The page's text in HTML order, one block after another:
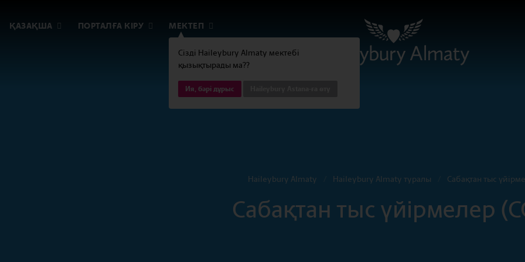
ҚАЗАҚША ПОРТАЛҒА КІРУ
Сізді Haileybury Almaty мектебі
қызықтырады ма??
Ия, бәрі дұрыс
МЕКТЕП
Haileybury Almaty Haileybury Almaty туралы Сабақтан тыс
Сабақтан тыс үйірмелер